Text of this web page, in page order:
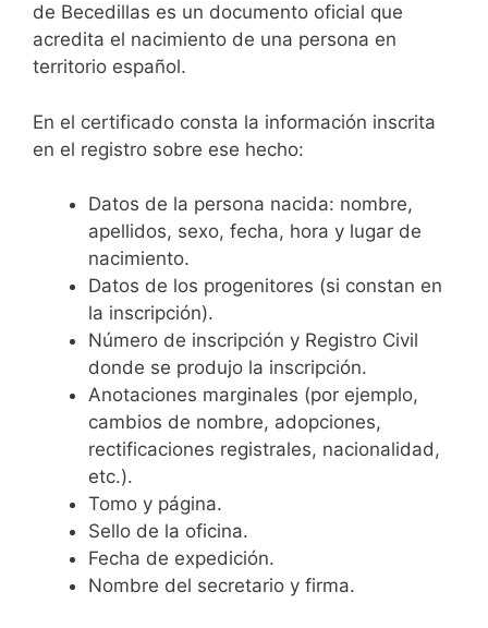
de Becedillas es un documento oficial que
acredita el nacimiento de una persona en
territorio español.
En el certificado consta la información inscrita
en el registro sobre ese hecho:
Datos de la persona nacida: nombre,
apellidos, sexo, fecha, hora y lugar de
nacimiento.
Datos de los progenitores (si constan en
la inscripción).
Número de inscripción y Registro Civil
donde se produjo la inscripción.
Anotaciones marginales (por ejemplo,
cambios de nombre, adopciones,
rectificaciones registrales, nacionalidad,
etc.).
Tomo y página.
Sello de la oficina.
Fecha de expedición.
Nombre del secretario y firma.